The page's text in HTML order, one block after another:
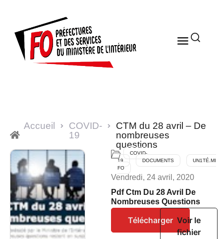
Accueil
COVID-
19
CTM du 28 avril – De
nombreuses
questions
COVID-
19
DOCUMENTS
UN1TÉ.MI
FO
Vendredi, 24 avril, 2020
Pdf Ctm Du 28 Avril De
Nombreuses Questions
Télécharger Voir le
fichier